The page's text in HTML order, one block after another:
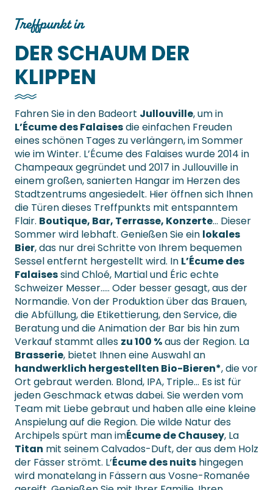
Treffpunkt in
DER SCHAUM DER
KLIPPEN
Fahren Sie in den Badeort Jullouville, um in
L’Écume des Falaisesdie einfachen Freuden
eines schönen Tages zu verlängern, im Sommer
wie im Winter. L’Écume des Falaises wurde 2014 in
Champeaux gegründet und 2017 in Jullouville in
einem großen, sanierten Hangar im Herzen des
Stadtzentrums angesiedelt. Hier öffnen sich Ihnen
die Türen dieses Treffpunkts mit entspanntem
Flair. Boutique, Bar, Terrasse, Konzerte… Dieser
Sommer wird lebhaft. Genießen Sie ein lokales
Bier, das nur drei Schritte von Ihrem bequemen
Sessel entfernt hergestellt wird. In L’Écume des
Falaisessind Chloé, Martial und Éric echte
Schweizer Messer….. Oder besser gesagt, aus der
Normandie. Von der Produktion über das Brauen,
die Abfüllung, die Etikettierung, den Service, die
Beratung und die Animation der Bar bis hin zum
Verkauf stammt alles zu 100 %aus der Region. La
Brasserie, bietet Ihnen eine Auswahl an
handwerklich hergestellten Bio-Bieren*, die vor
Ort gebraut werden. Blond, IPA, Triple… Es ist für
jeden Geschmack etwas dabei. Sie werden vom
Team mit Liebe gebraut und haben alle eine kleine
Anspielung auf die Region. Die wilde Natur des
Archipels spürt man imÉcume de Chausey, La
Titan mit seinem Calvados-Duft, der aus dem Holz
der Fässer strömt. L‘Écume des nuits hingegen
wird monatelang in Fässern aus Vosne-Romanée